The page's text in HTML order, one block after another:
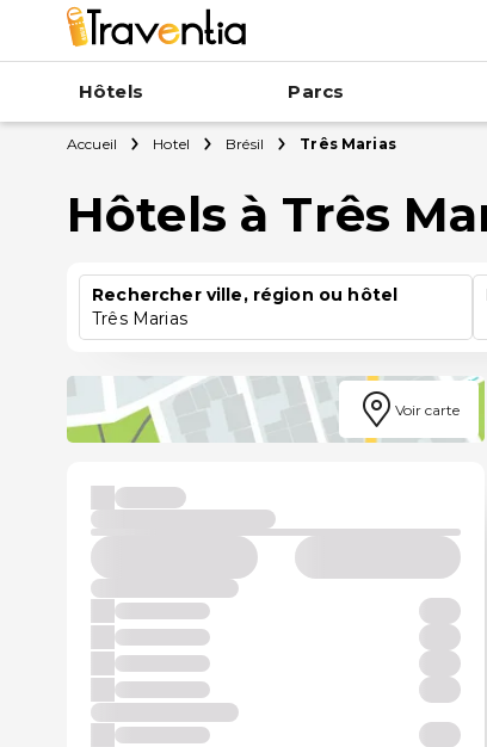
Hôtels Parcs
Accueil Hotel Brésil Três Marias
Hôtels à Três
Rechercher ville, région ou hôtel
Três Marias
Voir carte